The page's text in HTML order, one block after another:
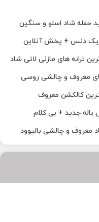
حفله شاد اسلو و سنگین
دنس + پخش آنلاین
ترانه های مازنی لاتی شاد
معروف و چالشی روسی
کالکشن معروف
جدید + بی کلام
معروف و چالشی بالیوود